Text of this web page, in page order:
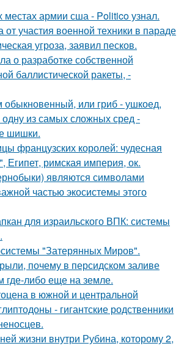
местах армии сша - Politico узнал.
от участия военной техники в параде
угроза, заявил песков.
о разработке собственной
баллистической ракеты, -
обыкновенный, или гриб - ушкоед,
из самых сложных сред -
шишки.
французских королей: чудесная
римская империя, ок.
являются символами
частью экосистемы этого
для израильского ВПК: системы
"Затерянных Миров".
почему в персидском заливе
где-либо еще на земле.
в южной и центральной
- гигантские родственники
жизни внутри Рубина, которому 2,